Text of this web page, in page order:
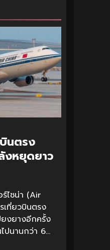
นตรง
งหยุดยาว
ร์ไชน่า (Air
เที่ยวบินตรง
ยงยางอีกครั้ง
นานกว่า 6...